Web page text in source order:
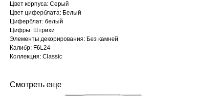
Цвет корпуса: Серый
Цвет циферблата: Белый
Циферблат: белый
Цифры: Штрихи
Элементы декорирования: Без камней
Калибр: F6L24
Коллекция: Classic
Смотреть еще